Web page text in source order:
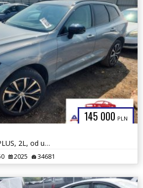
145 000 PLN
2025r., VOLVO XC60 PLUS, 2L, od ubezpieczalni
2025 34681